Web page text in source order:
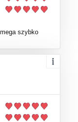
szybko